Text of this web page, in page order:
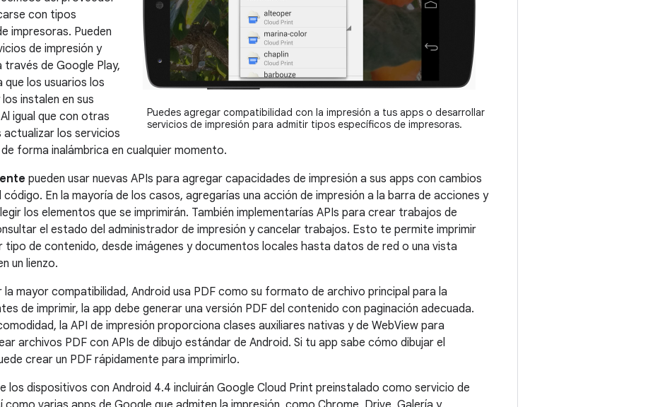
Puedes agregar compatibilidad con la impresión a tus apps o desarrollar
servicios de impresión para admitir tipos específicos de impresoras.
con tipos
impresoras. Pueden
de impresión y
través de Google Play,
los usuarios los
instalen en sus
igual que con otras
actualizar los servicios
forma inalámbrica en cualquier momento.
pueden usar nuevas APIs para agregar capacidades de impresión a sus apps con cambios
código. En la mayoría de los casos, agregarías una acción de impresión a la barra de acciones y
los elementos que se imprimirán. También implementarías APIs para crear trabajos de
el estado del administrador de impresión y cancelar trabajos. Esto te permite imprimir
tipo de contenido, desde imágenes y documentos locales hasta datos de red o una vista
un lienzo.
la mayor compatibilidad, Android usa PDF como su formato de archivo principal para la
de imprimir, la app debe generar una versión PDF del contenido con paginación adecuada.
la API de impresión proporciona clases auxiliares nativas y de WebView para
archivos PDF con APIs de dibujo estándar de Android. Si tu app sabe cómo dibujar el
crear un PDF rápidamente para imprimirlo.
los dispositivos con Android 4.4 incluirán Google Cloud Print preinstalado como servicio de